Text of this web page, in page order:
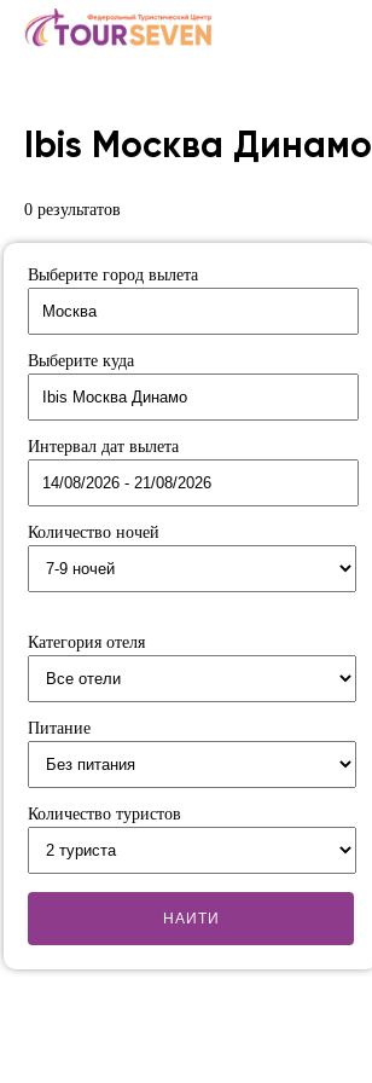
Ibis Москва Динамо
0 результатов
Выберите город вылета
Выберите куда
Интервал дат вылета
Количество ночей
Категория отеля
Питание
Количество туристов
НАИТИ